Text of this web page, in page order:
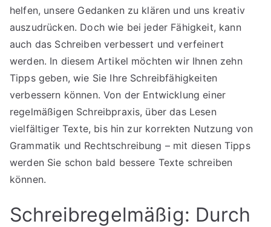
helfen, unsere Gedanken zu klären und uns kreativ
auszudrücken. Doch wie bei jeder Fähigkeit, kann
auch das Schreiben verbessert und verfeinert
werden. In diesem Artikel möchten wir Ihnen zehn
Tipps geben, wie Sie Ihre Schreibfähigkeiten
verbessern können. Von der Entwicklung einer
regelmäßigen Schreibpraxis, über das Lesen
vielfältiger Texte, bis hin zur korrekten Nutzung von
Grammatik und Rechtschreibung – mit diesen Tipps
werden Sie schon bald bessere Texte schreiben
können.
Schreibregelmäßig: Durch